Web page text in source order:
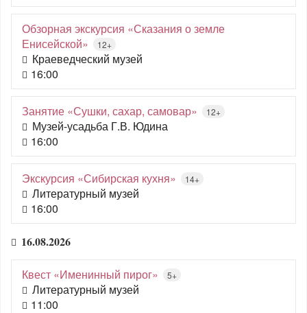
Обзорная экскурсия «Сказания о земле
Енисейской»
12+
Краеведческий музей
16:00
Занятие «Сушки, сахар, самовар» 12+
Музей-усадьба Г.В. Юдина
16:00
Экскурсия «Сибирская кухня» 14+
Литературный музей
16:00
16.08.2026
Квест «Именинный пирог» 5+
Литературный музей
11:00